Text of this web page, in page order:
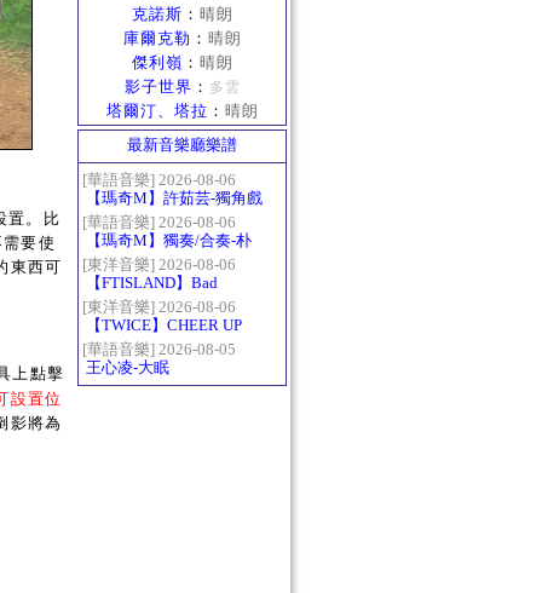
置。比
要使
東西可
上點擊
設置位
影將為
克諾斯 ： 晴朗
庫爾克勒 ： 晴朗
傑利嶺 ： 晴朗
影子世界 ： 多雲
塔爾汀、塔拉 ： 晴朗
最新音樂廳樂譜
[華語音樂] 2026-08-06
【瑪奇M】許茹芸-獨角戲
[華語音樂] 2026-08-06
【瑪奇M】獨奏/合奏-朴
樹-那些花兒
[東洋音樂] 2026-08-06
【FTISLAND】Bad
Woman
[東洋音樂] 2026-08-06
【TWICE】CHEER UP
[華語音樂] 2026-08-05
王心凌-大眠